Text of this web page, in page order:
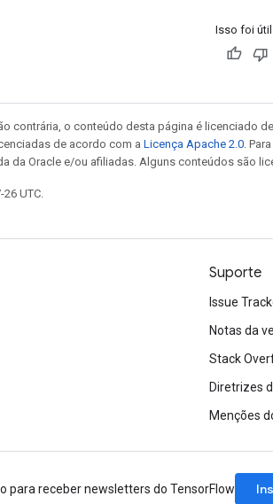
Isso foi
contrária, o conteúdo desta página é licenciado
de acordo com a Licença Apache 2.0 .
da Oracle e/ou afiliadas. Alguns conteúdos são
UTC.
Suporte
Issue
Notas da
Stack
Diretrizes
Menções
para receber newsletters do TensorFlow